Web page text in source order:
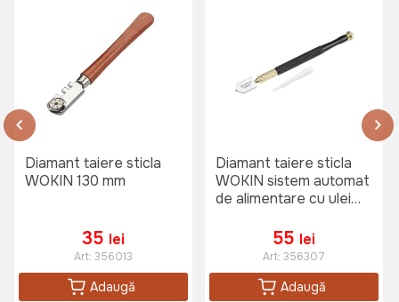
Diamant taiere sticla
WOKIN 130 mm
35 lei
Art: 356013
Adaugă
Diamant taiere sticla
WOKIN sistem automat
de alimentare cu ulei
55 lei
Art: 356307
Adaugă